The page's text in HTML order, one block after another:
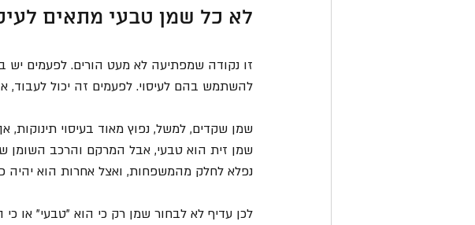
לא כל שמן טבעי מתאים
זו נקודה שמפתיעה לא מעט הורים. לפעמים יש
להשתמש בהם לעיסוי. לפעמים זה יכול לעבוד,
שמן שקדים, למשל, נפוץ מאוד בעיסוי תינוקות,
שמן זית הוא טבעי, אבל המרקם והרכב השומן
נפלא לחלק מהמשפחות, ואצל אחרות הוא יהיה
לכן עדיף לא לבחור שמן רק כי הוא "טבעי" או